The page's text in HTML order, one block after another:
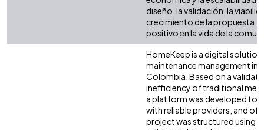
diseño, la validación, la
crecimiento de la propuesta,
positivo en la vida de la
HomeKeep is a digital
maintenance management in
Colombia. Based on a
inefficiency of traditional
a platform was developed to
with reliable providers, and
project was structured using